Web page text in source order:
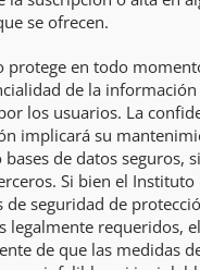
se ofrecen.
protege en todo
de la
los usuarios. La
implicará su
de datos seguros,
Si bien el
de seguridad de
legalmente requeridos,
de que las medidas